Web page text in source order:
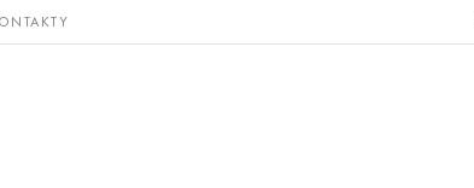
a Bronz, měď,